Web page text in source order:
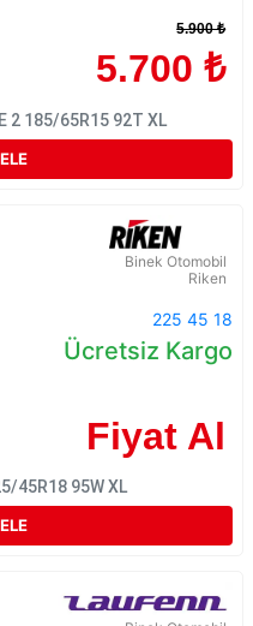
5.900 ₺
5.700 ₺
2 185/65R15 92T XL
Binek Otomobil
Riken
225 45 18
Ücretsiz Kargo
Fiyat Al
45R18 95W XL